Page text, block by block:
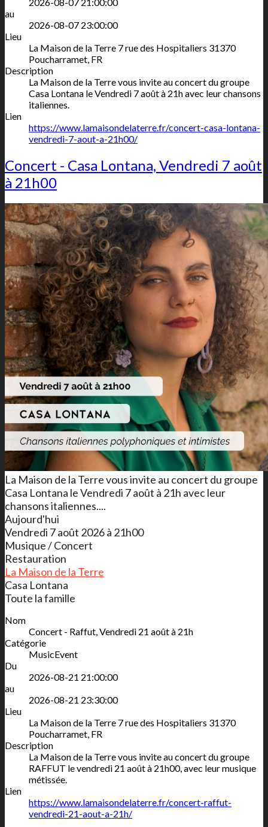
au
2026-08-07 23:00:00
Lieu
La Maison de la Terre 7 rue des Hospitaliers 31370
Poucharramet, FR
Description
La Maison de la Terre vous invite au concert du groupe
Casa Lontana le Vendredi 7 août à 21h avec leur chansons
italiennes.
Lien
https://www.lamaisondelaterre.fr/concert-casa-lontana-
vendredi-7-aout-a-21h00/
Concert - Casa Lontana, Vendredi 7 août
à 21h00
La Maison de la Terre vous invite au concert du groupe
Casa Lontana le Vendredi 7 août à 21h avec leur
chansons italiennes....
Aujourd'hui
Vendredi 7 août 2026 à 21h00
Musique / Concert
Restauration
La Maison de la Terre
Casa Lontana
Toute la famille
Nom
Concert - Raffut, Vendredi 21 août à 21h
Catégorie
MusicEvent
Du
2026-08-21 21:00:00
au
2026-08-21 23:30:00
Lieu
La Maison de la Terre 7 rue des Hospitaliers 31370
Poucharramet FR
Description
La Maison de la Terre vous invite au concert du groupe
RAFFUT le vendredi 21 août à 21h00, avec leur musique
métissée.
Lien
https://www.lamaisondelaterre.fr/concert-raffut-
vendredi-21-aout-a-21h/